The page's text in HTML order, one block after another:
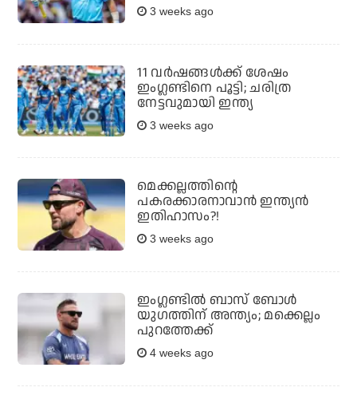
3 weeks ago
11 വര്‍ഷങ്ങള്‍ക്ക് ശേഷം
ഇംഗ്ലണ്ടിനെ പൂട്ടി; ചരിത്ര
നേട്ടവുമായി ഇന്ത്യ
3 weeks ago
മെക്കല്ലത്തിന്റെ
പകരക്കാരനാവാൻ ഇന്ത്യൻ
ഇതിഹാസം?!
3 weeks ago
ഇംഗ്ലണ്ടില്‍ ബാസ് ബോള്‍
യുഗത്തിന് അന്ത്യം; മക്കെല്ലം
പുറത്തേക്ക്
4 weeks ago